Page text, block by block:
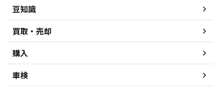
豆知識
買取・売却
購入
車検